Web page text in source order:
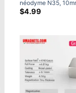
néodyme N35,
x 5mm, aimants
$4.99